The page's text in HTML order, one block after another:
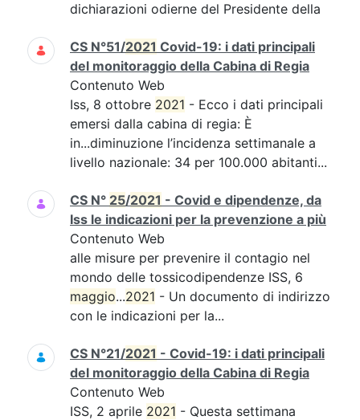
dichiarazioni odierne del Presidente della
CS N°51/2021 Covid-19: i dati principali
del monitoraggio della Cabina di Regia
Contenuto Web
Iss, 8 ottobre 2021 - Ecco i dati principali
emersi dalla cabina di regia: È
in...diminuzione l’incidenza settimanale a
livello nazionale: 34 per 100.000 abitanti...
CS N° 25/2021 - Covid e dipendenze, da
Iss le indicazioni per la prevenzione a più
Contenuto Web
alle misure per prevenire il contagio nel
mondo delle tossicodipendenze ISS, 6
maggio...2021 - Un documento di indirizzo
con le indicazioni per la...
CS N°21/2021 - Covid-19: i dati principali
del monitoraggio della Cabina di Regia
Contenuto Web
ISS, 2 aprile 2021 - Questa settimana